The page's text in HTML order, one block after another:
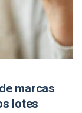
marcas
lotes